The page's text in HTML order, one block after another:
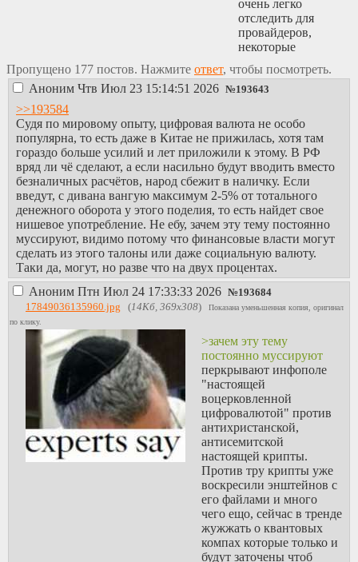
очень легко
отследить для
провайдеров,
некоторые
намеренно
замедляют VPN
1.1.(актуальность
информации?)Yota
троттлит
shadowsocks без
обфускации
(вероятно просто
потому что не
может определить
че это за трафик).
2. VPN
провайдеры идут
на поводу у
роскомнадзора.
3. VPN
трафик/количество
устройств и как
правило
используют
стоковый
OpenVPN или
немного
модифицированный.
- Ответы на
распространенные
вопросы:
1. Это
модифицированный
прокси.
Пропущено 177 постов. Нажмите ответ, чтобы посмотреть.
Аноним Чтв Июл 23 15:14:51 2026 №193643
>>193584
Судя по мировому опыту, цифровая валюта не особо
популярна, то есть даже в Китае не прижилась, хотя там
гораздо больше усилий и лет приложили к этому. В РФ
вряд ли чё сделают, а если насильно будут вводить вместо
безналичных расчётов, народ сбежит в наличку. Если
введут, с дивана вангую максимум 2-5% от тотального
денежного оборота у этого поделия, то есть найдет свое
нишевое употребление. Не ебу, зачем эту тему постоянно
муссируют, видимо потому что финансовые власти могут
сделать из этого талоны или даже социальную валюту.
Таки да, могут, но разве что на двух процентах.
Аноним Птн Июл 24 17:33:33 2026 №193684
17849036135960.jpg (14Кб, 369x308)
Показана уменьшенная копия, оригинал
по клику.
>зачем эту тему
постоянно муссируют
перкрывают инфополе
"настоящей
воцерковленной
цифровалютой" против
антихристанской,
антисемитской
настоящей крипты.
Против тру крипты уже
воскресили энштейнов с
его файлами и много
чего ещо, сейчас в тренде
жужжать о квантовых
компах которые только и
будут заточены чтоб